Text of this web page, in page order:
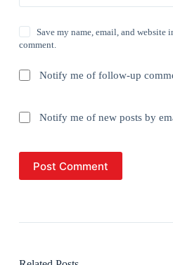
Save my name, email, and website
comment.
Notify me of follow-up
Notify me of new posts by
Post Comment